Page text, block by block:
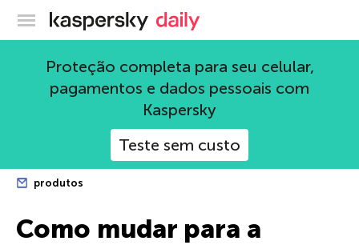
Blog oficial da Kaspersky
Proteção completa para seu celular,
pagamentos e dados pessoais com
Kaspersky
Teste sem custo
produtos
Como mudar para a